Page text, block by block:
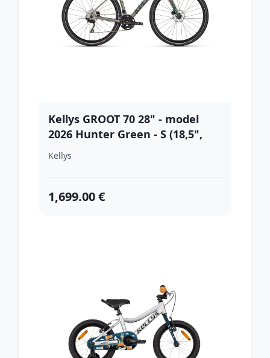
Kellys GROOT 70 28" - model
2026 Hunter Green - S (18,5",
164-176 cm)
Kellys
1,699.00 €